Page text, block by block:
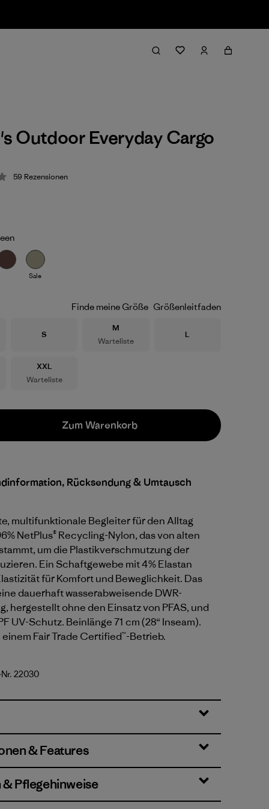
Outdoor Everyday Cargo
4.2 / 5
59 Rezensionen
Sale
Finde meine Größe Größenleitfaden
Größe
S
Größe
M
Warteliste
Größe
L
Größe
XXL
Warteliste
Zum Warenkorb
Rücksendung & Umtausch
multifunktionale Begleiter für den Alltag
NetPlus® Recycling-Nylon, das von alten
um die Plastikverschmutzung der
Ein Schaftgewebe mit 4% Elastan
für Komfort und Beweglichkeit. Das
dauerhaft wasserabweisende DWR-
hergestellt ohne den Einsatz von PFAS, und
UV-Schutz. Beinlänge 71 cm (28“ Inseam).
Fair Trade Certified™-Betrieb.
22030
& Features
Pflegehinweise